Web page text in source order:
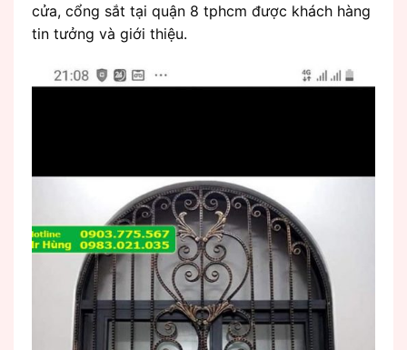
cửa, cổng sắt tại quận 8 tphcm được khách hàng
tin tưởng và giới thiệu.